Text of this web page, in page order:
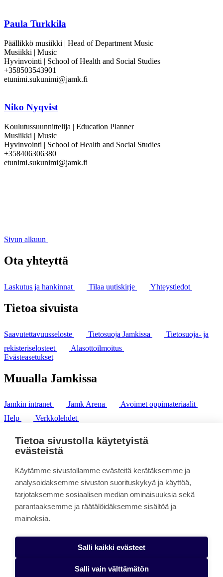
Paula Turkkila
Päällikkö musiikki | Head of Department Music
Musiikki | Music
Hyvinvointi | School of Health and Social Studies
+358503543901
etunimi.sukunimi@jamk.fi
Niko Nyqvist
Koulutussuunnittelija | Education Planner
Musiikki | Music
Hyvinvointi | School of Health and Social Studies
+358406306380
etunimi.sukunimi@jamk.fi
Sivun alkuun
Ota yhteyttä
Laskutus ja hankinnat Tilaa uutiskirje Yhteystiedot
Tietoa sivuista
Saavutettavuusseloste Tietosuoja Jamkissa
Tietosuoja- ja
rekisteriselosteet
Alasottoilmoitus
Evästeasetukset
Muualla Jamkissa
Jamkin intranet Jamk Arena
Avoimet oppimateriaalit
Help
Verkkolehdet
puh. +358 20 743 8100
fax. +358 14 449 9694
Tietoa sivustolla käytetyistä
evästeistä
Käytämme sivustollamme evästeitä kerätäksemme ja
analysoidaksemme sivuston suorituskykyä ja käyttöä,
tarjotaksemme sosiaalisen median ominaisuuksia sekä
parantaaksemme ja räätälöidäksemme sisältöä ja
mainoksia.
Salli kaikki evästeet
Salli vain välttämätön